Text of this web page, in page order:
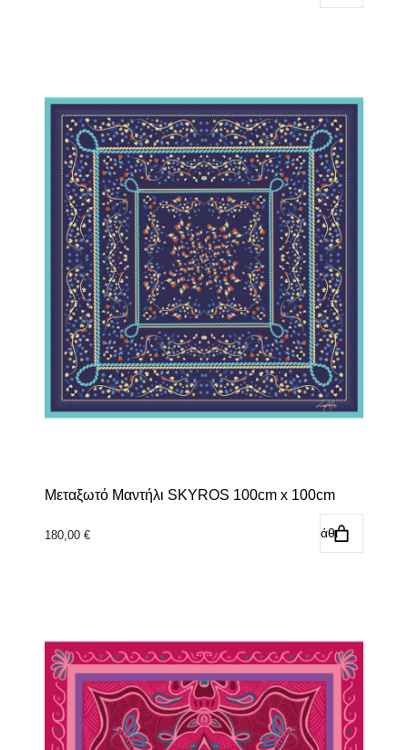
Μεταξωτό Μαντήλι SKYROS 100cm x 100cm
180,00 € Προσθήκη στο καλάθι